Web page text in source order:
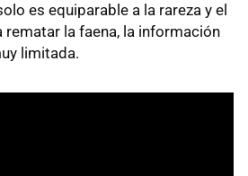
es equiparable a la rareza y el
rematar la faena, la información
limitada.